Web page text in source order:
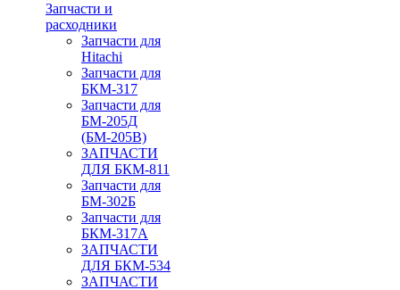
Запчасти и
расходники
Запчасти для
Hitachi
Запчасти для
БКМ-317
Запчасти для
БМ-205Д
(БМ-205В)
ЗАПЧАСТИ
ДЛЯ БКМ-811
Запчасти для
БМ-302Б
Запчасти для
БКМ-317А
ЗАПЧАСТИ
ДЛЯ БКМ-534
ЗАПЧАСТИ